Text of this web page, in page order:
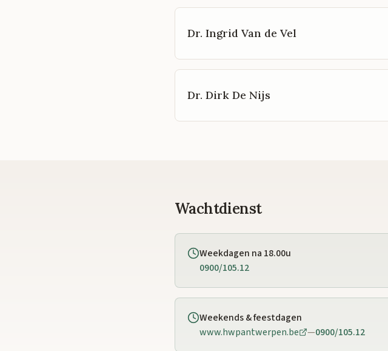
Dr. Ingrid Van de Vel
Dr. Dirk De Nijs
Wachtdienst
Weekdagen na 18.00u
0900/105.12
Weekends & feestdagen
www.hwpantwerpen.be
—0900/105.12